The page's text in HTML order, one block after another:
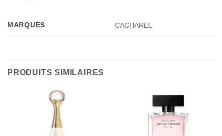
MARQUES CACHAREL
PRODUITS SIMILAIRES